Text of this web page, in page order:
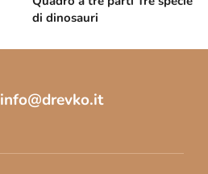
di dinosauri
info@drevko.it